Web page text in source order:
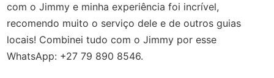
com o Jimmy e minha experiência foi incrível,
recomendo muito o serviço dele e de outros guias
locais! Combinei tudo com o Jimmy por esse
WhatsApp: +27 79 890 8546.